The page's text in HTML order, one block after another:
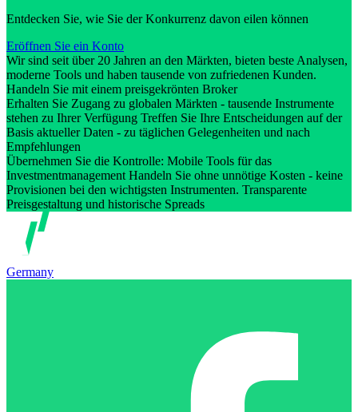
Entdecken Sie, wie Sie der Konkurrenz davon eilen können
Eröffnen Sie ein Konto
Wir sind seit über 20 Jahren an den Märkten, bieten beste Analysen,
moderne Tools und haben tausende von zufriedenen Kunden.
Handeln Sie mit einem preisgekrönten Broker
Erhalten Sie Zugang zu globalen Märkten - tausende Instrumente
stehen zu Ihrer Verfügung Treffen Sie Ihre Entscheidungen auf der
Basis aktueller Daten - zu täglichen Gelegenheiten und nach
Empfehlungen
Übernehmen Sie die Kontrolle: Mobile Tools für das
Investmentmanagement Handeln Sie ohne unnötige Kosten - keine
Provisionen bei den wichtigsten Instrumenten. Transparente
Preisgestaltung und historische Spreads
Germany